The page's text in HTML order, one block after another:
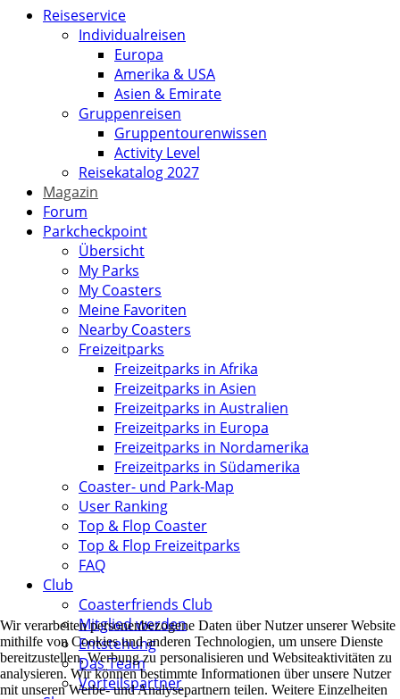
Reiseservice
Individualreisen
Europa
Amerika & USA
Asien & Emirate
Gruppenreisen
Gruppentourenwissen
Activity Level
Reisekatalog 2027
Magazin
Forum
Parkcheckpoint
Übersicht
My Parks
My Coasters
Meine Favoriten
Nearby Coasters
Freizeitparks
Freizeitparks in Afrika
Freizeitparks in Asien
Freizeitparks in Australien
Freizeitparks in Europa
Freizeitparks in Nordamerika
Freizeitparks in Südamerika
Coaster- und Park-Map
User Ranking
Top & Flop Coaster
Top & Flop Freizeitparks
FAQ
Club
Coasterfriends Club
Mitglied werden
Entstehung
Das Team
Vorteilspartner
Wir verarbeiten personenbezogene Daten über Nutzer unserer Website
mithilfe von Cookies und anderen Technologien, um unsere Dienste
bereitzustellen, Werbung zu personalisieren und Websiteaktivitäten zu
analysieren. Wir können bestimmte Informationen über unsere Nutzer
mit unseren Werbe- und Analysepartnern teilen. Weitere Einzelheiten